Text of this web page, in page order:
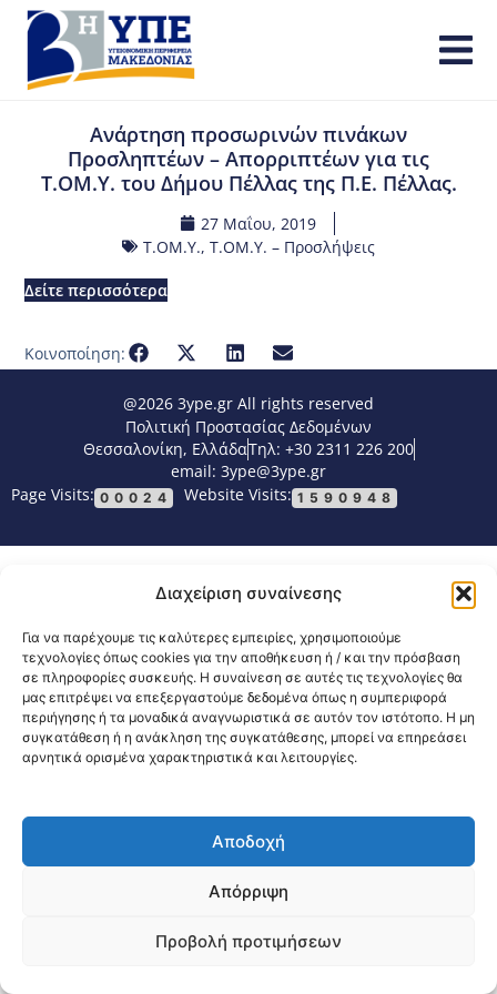
Διαχείριση συναίνεσης
Για να παρέχουμε τις καλύτερες εμπειρίες, χρησιμοποιούμε
τεχνολογίες όπως cookies για την αποθήκευση ή / και την πρόσβαση
σε πληροφορίες συσκευής. Η συναίνεση σε αυτές τις τεχνολογίες θα
μας επιτρέψει να επεξεργαστούμε δεδομένα όπως η συμπεριφορά
περιήγησης ή τα μοναδικά αναγνωριστικά σε αυτόν τον ιστότοπο. Η μη
συγκατάθεση ή η ανάκληση της συγκατάθεσης, μπορεί να επηρεάσει
αρνητικά ορισμένα χαρακτηριστικά και λειτουργίες.
Αποδοχή
Απόρριψη
Προβολή προτιμήσεων
Ανάρτηση προσωρινών πινάκων
Προσληπτέων – Απορριπτέων για τις
Τ.ΟΜ.Υ. του Δήμου Πέλλας της Π.Ε. Πέλλας.
27 Μαΐου, 2019
Τ.ΟΜ.Υ., Τ.ΟΜ.Υ. – Προσλήψεις
Δείτε περισσότερα
Κοινοποίηση:
@2026 3ype.gr All rights reserved
Πολιτική Προστασίας Δεδομένων
Θεσσαλονίκη, ΕλλάδαΤηλ: +30 2311 226 200
email: 3ype@3ype.gr
Page Visits: 00024 Website Visits: 1590948